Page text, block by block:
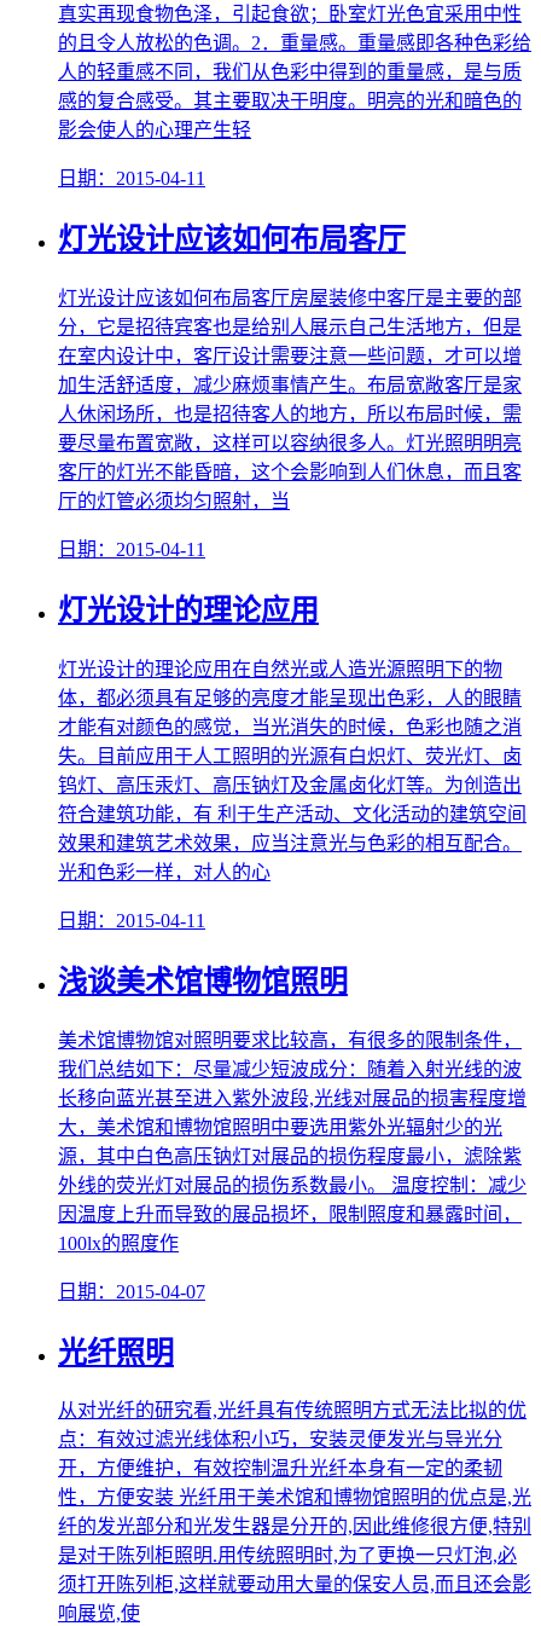
真实再现食物色泽，引起食欲；卧室灯光色宜采用中性
的且令人放松的色调。2．重量感。重量感即各种色彩给
人的轻重感不同，我们从色彩中得到的重量感，是与质
感的复合感受。其主要取决于明度。明亮的光和暗色的
影会使人的心理产生轻
日期：2015-04-11
灯光设计应该如何布局客厅
灯光设计应该如何布局客厅房屋装修中客厅是主要的部
分，它是招待宾客也是给别人展示自己生活地方，但是
在室内设计中，客厅设计需要注意一些问题，才可以增
加生活舒适度，减少麻烦事情产生。布局宽敞客厅是家
人休闲场所，也是招待客人的地方，所以布局时候，需
要尽量布置宽敞，这样可以容纳很多人。灯光照明明亮
客厅的灯光不能昏暗，这个会影响到人们休息，而且客
厅的灯管必须均匀照射，当
日期：2015-04-11
灯光设计的理论应用
灯光设计的理论应用在自然光或人造光源照明下的物
体，都必须具有足够的亮度才能呈现出色彩，人的眼睛
才能有对颜色的感觉，当光消失的时候，色彩也随之消
失。目前应用于人工照明的光源有白炽灯、荧光灯、卤
钨灯、高压汞灯、高压钠灯及金属卤化灯等。为创造出
符合建筑功能，有 利于生产活动、文化活动的建筑空间
效果和建筑艺术效果，应当注意光与色彩的相互配合。
光和色彩一样，对人的心
日期：2015-04-11
浅谈美术馆博物馆照明
美术馆博物馆对照明要求比较高，有很多的限制条件，
我们总结如下：尽量减少短波成分：随着入射光线的波
长移向蓝光甚至进入紫外波段,光线对展品的损害程度增
大，美术馆和博物馆照明中要选用紫外光辐射少的光
源，其中白色高压钠灯对展品的损伤程度最小，滤除紫
外线的荧光灯对展品的损伤系数最小。 温度控制：减少
因温度上升而导致的展品损坏，限制照度和暴露时间，
100lx的照度作
日期：2015-04-07
光纤照明
从对光纤的研究看,光纤具有传统照明方式无法比拟的优
点：有效过滤光线体积小巧，安装灵便发光与导光分
开，方便维护，有效控制温升光纤本身有一定的柔韧
性，方便安装 光纤用于美术馆和博物馆照明的优点是,光
纤的发光部分和光发生器是分开的,因此维修很方便,特别
是对于陈列柜照明.用传统照明时,为了更换一只灯泡,必
须打开陈列柜,这样就要动用大量的保安人员,而且还会影
响展览,使